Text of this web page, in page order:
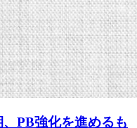
PB強化を進めるも